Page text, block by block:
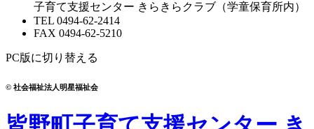
子育て支援センター きらきらクラブ （学童保育所内）
TEL 0494-62-2414
FAX 0494-62-5210
PC版に切り替える
© 社会福祉法人明星福祉会